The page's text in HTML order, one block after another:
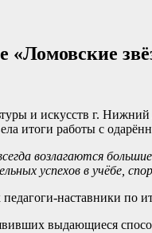
«Ломовские
и искусств г.
итоги работы с
возлагаются
успехов в учёбе,
наставники по
выдающиеся